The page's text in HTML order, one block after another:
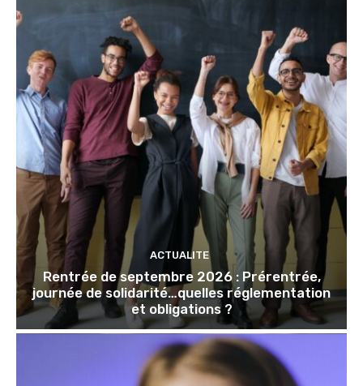
ACTUALITE
Rentrée de septembre 2026 : Prérentrée,
journée de solidarité…quelles réglementation
et obligations ?